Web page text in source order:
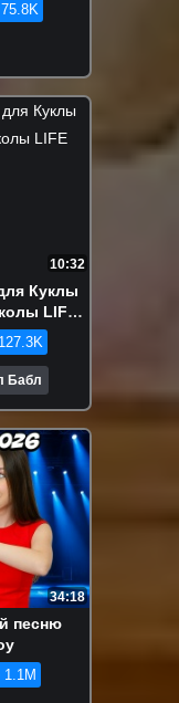
75.8K
10:32
Куклы
LIFE
Бабл
34:18
песню
1.1M